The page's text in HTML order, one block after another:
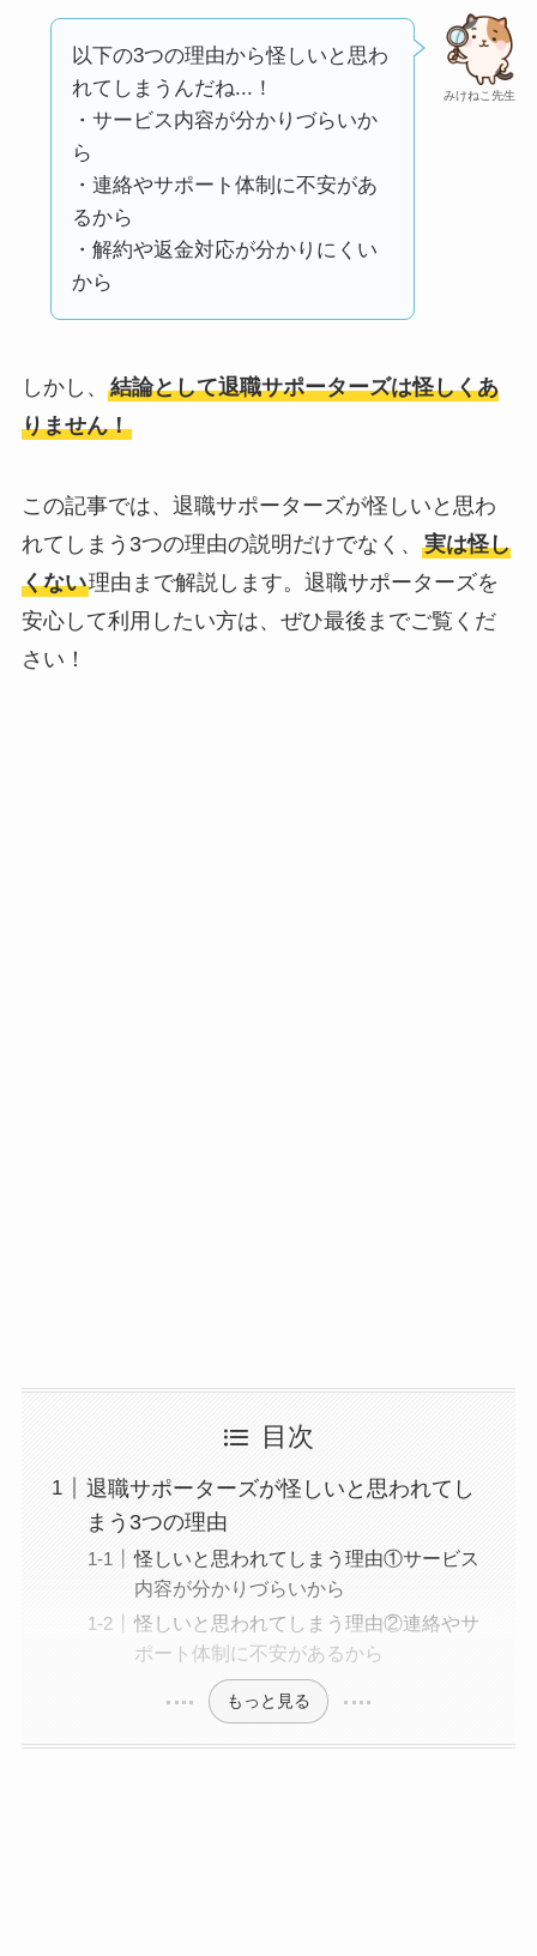
Temuは怪しい？口コ
ミ・評判が正直ヤバ
みけねこ先生
以下の3つの理由から怪しいと思わ
れてしまうんだね...！
・サービス内容が分かりづらいか
ら
・連絡やサポート体制に不安があ
るから
・解約や返金対応が分かりにくい
から
しかし、 結論として退職サポーターズは怪しくあ
りません！
この記事では、退職サポーターズが怪しいと思わ
れてしまう3つの理由の説明だけでなく、 実は怪し
くない理由まで解説します。退職サポーターズを
安心して利用したい方は、ぜひ最後までご覧くだ
さい！
目次
退職サポーターズが怪しいと思われてし
まう3つの理由
怪しいと思われてしまう理由①サービス
内容が分かりづらいから
怪しいと思われてしまう理由②連絡やサ
ポート体制に不安があるから
もっと見る